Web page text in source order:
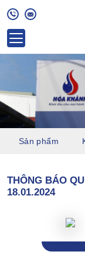
Sản phẩm
THÔNG BÁO
18.01.2024